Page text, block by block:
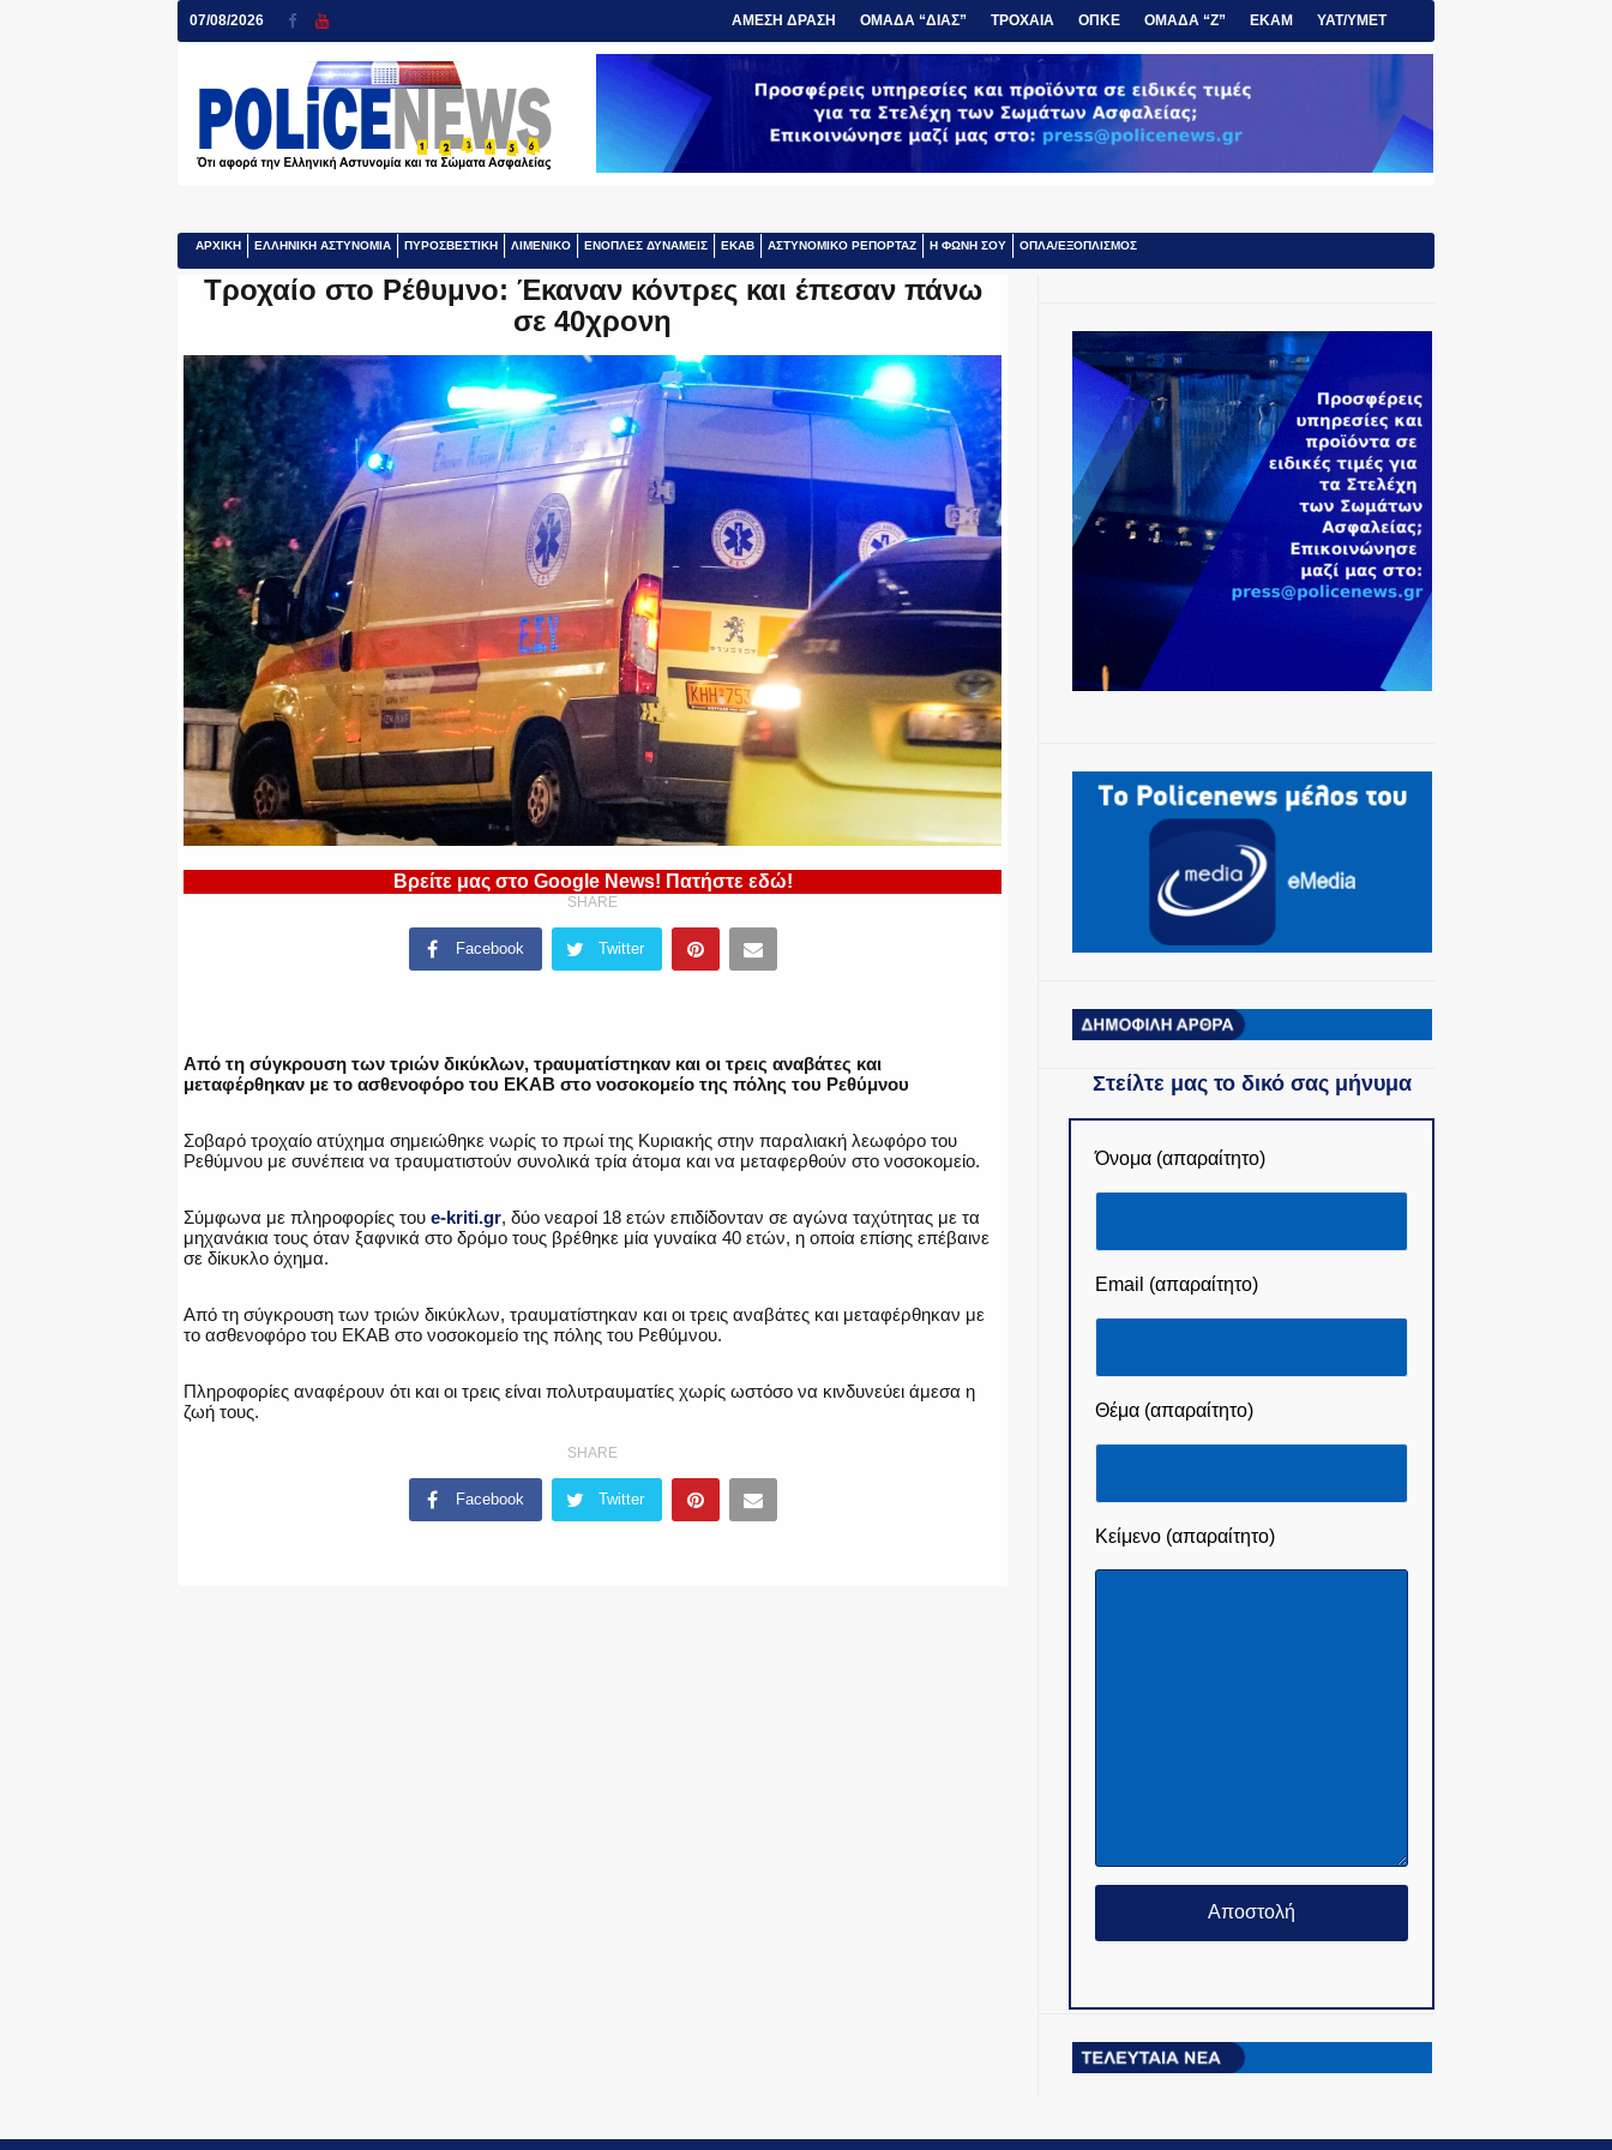
07/08/2026 ΑΜΕΣΗ ΔΡΑΣΗ ΟΜΑΔΑ “ΔΙΑΣ” ΤΡΟΧΑΙΑ ΟΠΚΕ ΟΜΑΔΑ “Ζ” ΕΚΑΜ ΥΑΤ/ΥΜΕΤ
ΑΡΧΙΚΗ ΕΛΛΗΝΙΚΗ ΑΣΤΥΝΟΜΙΑ ΠΥΡΟΣΒΕΣΤΙΚΗ ΛΙΜΕΝΙΚΟ ΕΝΟΠΛΕΣ ΔΥΝΑΜΕΙΣ ΕΚΑΒ ΑΣΤΥΝΟΜΙΚΟ ΡΕΠΟΡΤΑΖ Η ΦΩΝΗ ΣΟΥ ΟΠΛΑ/ΕΞΟΠΛΙΣΜΟΣ
Τροχαίο στο Ρέθυμνο: Έκαναν κόντρες και έπεσαν πάνω
σε 40χρονη
Βρείτε μας στο Google News! Πατήστε εδώ!
SHARE
Facebook Twitter
Από τη σύγκρουση των τριών δικύκλων, τραυματίστηκαν και οι τρεις αναβάτες και
μεταφέρθηκαν με το ασθενοφόρο του ΕΚΑΒ στο νοσοκομείο της πόλης του Ρεθύμνου
Σοβαρό τροχαίο ατύχημα σημειώθηκε νωρίς το πρωί της Κυριακής στην παραλιακή λεωφόρο του
Ρεθύμνου με συνέπεια να τραυματιστούν συνολικά τρία άτομα και να μεταφερθούν στο νοσοκομείο.
Σύμφωνα με πληροφορίες του e-kriti.gr, δύο νεαροί 18 ετών επιδίδονταν σε αγώνα ταχύτητας με τα
μηχανάκια τους όταν ξαφνικά στο δρόμο τους βρέθηκε μία γυναίκα 40 ετών, η οποία επίσης επέβαινε
σε δίκυκλο όχημα.
Από τη σύγκρουση των τριών δικύκλων, τραυματίστηκαν και οι τρεις αναβάτες και μεταφέρθηκαν με
το ασθενοφόρο του ΕΚΑΒ στο νοσοκομείο της πόλης του Ρεθύμνου.
Πληροφορίες αναφέρουν ότι και οι τρεις είναι πολυτραυματίες χωρίς ωστόσο να κινδυνεύει άμεσα η
ζωή τους.
SHARE
Facebook Twitter
Στείλτε μας το δικό σας μήνυμα
Όνομα (απαραίτητο)
Email (απαραίτητο)
Θέμα (απαραίτητο)
Κείμενο (απαραίτητο)